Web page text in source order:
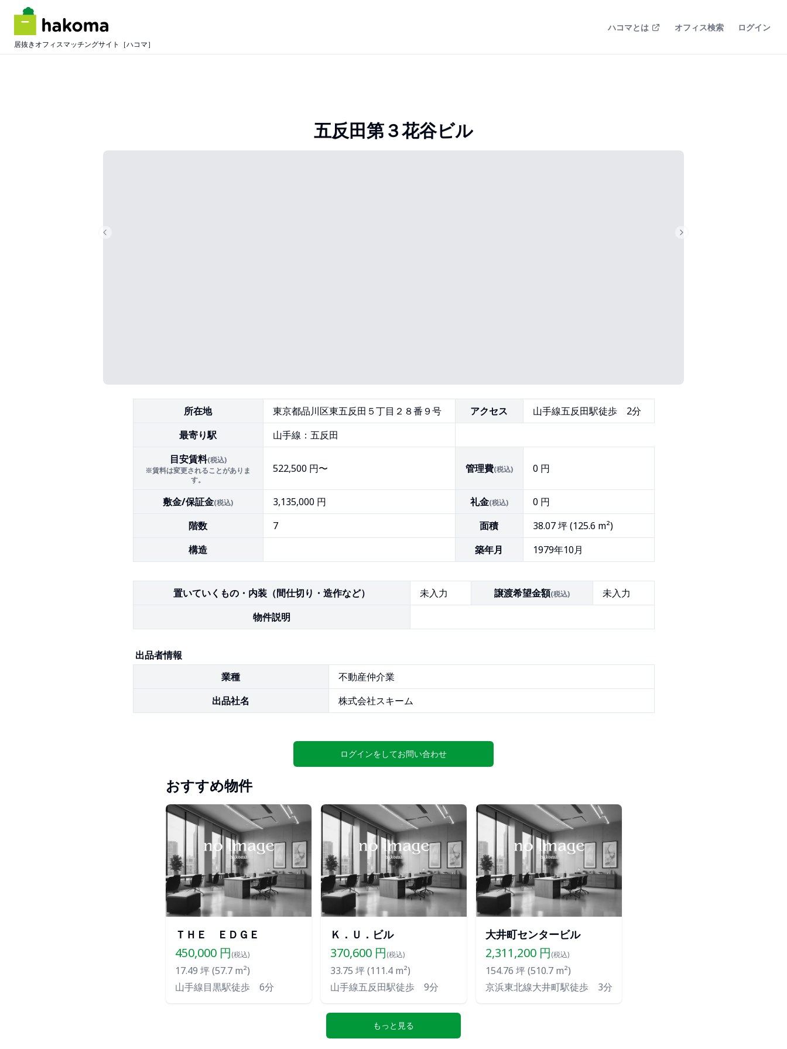
居抜きオフィスマッチングサイト［ハコマ］
ハコマとは オフィス検索 ログイン
五反田第３花谷ビル
Next slide
Previous slide
所在地 東京都品川区東五反田５丁目２８番９号 アクセス
山手線五反田駅徒歩 2分
最寄り駅
山手線：五反田
目安賃料(税込)
※賃料は変更されることがありま
す。
522,500円〜 管理費(税込) 0 円
敷金/保証金(税込) 3,135,000 円 礼金(税込)
0 円
階数
7 面積 38.07坪 (125.6 m²)
構造
築年月 1979年10月
置いていくもの・内装（間仕切り・造作など） 未入力 譲渡希望金額(税込)
未入力
物件説明
出品者情報
業種
不動産仲介業
出品社名
株式会社スキーム
ログインをしてお問い合わせ
おすすめ物件
ＴＨＥ ＥＤＧＥ
450,000円(税込)
17.49 坪 (57.7m²)
山手線目黒駅徒歩 6分
Ｋ．Ｕ．ビル
370,600円(税込)
33.75 坪 (111.4m²)
山手線五反田駅徒歩 9分
大井町センタービル
2,311,200円(税込)
154.76 坪 (510.7m²)
京浜東北線大井町駅徒歩 3分
もっと見る